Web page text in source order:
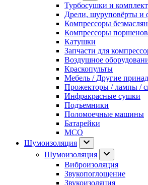
Турбосушки и
Дрели, шуруповёрты и
Компрессоры
Компрессоры
Катушки
Запчасти для
Воздушное
Краскопульты
Мебель / Другие
Прожекторы / лампы /
Инфракрасные сушки
Подъемники
Поломоечные машины
Батарейки
МСО
Шумоизоляция
Шумоизоляция
Виброизоляция
Звукопоглощение
Звукоизоляция